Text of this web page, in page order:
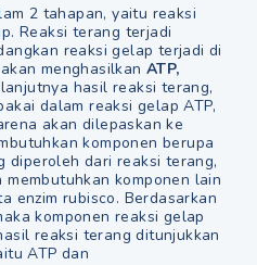
2 tahapan, yaitu reaksi
Reaksi terang terjadi
reaksi gelap terjadi di
menghasilkan ATP,
hasil reaksi terang,
dalam reaksi gelap ATP,
akan dilepaskan ke
komponen berupa
diperoleh dari reaksi terang,
komponen lain
enzim rubisco. Berdasarkan
komponen reaksi gelap
reaksi terang ditunjukkan
ATP dan